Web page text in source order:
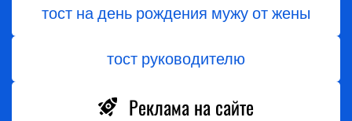
тост на день рождения мужу от жены
тост руководителю
Реклама на сайте